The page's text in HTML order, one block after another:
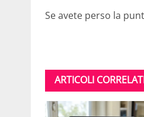
Se avete perso la
ARTICOLI